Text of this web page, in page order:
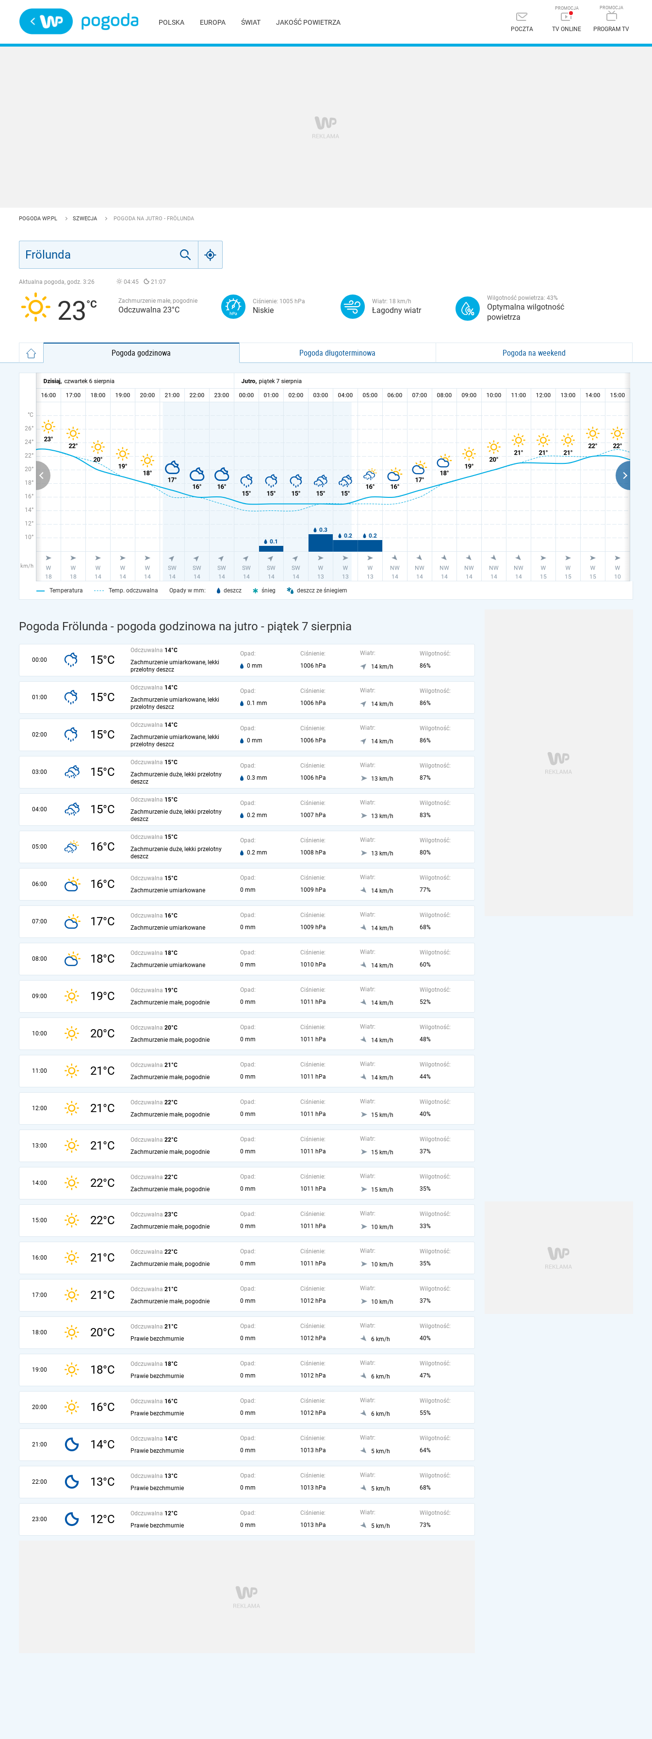
POLSKA EUROPA ŚWIAT JAKOŚĆ POWIETRZA
POCZTA TV ONLINE PROGRAM TV
POGODA WP.PL SZWECJA POGODA NA JUTRO - FRÖLUNDA
Aktualna pogoda, godz. 3:26 04:45 21:07
23 Zachmurzenie małe, pogodnie
Odczuwalna 23°C
Ciśnienie: 1005 hPa
Niskie
Wiatr: 18 km/h
Łagodny wiatr
Wilgotność powietrza: 43%
Optymalna wilgotność
powietrza
Pogoda godzinowa Pogoda długoterminowa Pogoda na weekend
°C
26°
24°
22°
20°
18°
16°
14°
12°
10°
km/h
Temperatura Temp. odczuwalna Opady w mm: deszcz śnieg deszcz ze śniegiem
Pogoda Frölunda - pogoda godzinowa na jutro - piątek 7 sierpnia
00:00 15°C
Odczuwalna 14°C
Zachmurzenie umiarkowane, lekki
przelotny deszcz
Opad:
0 mm
Ciśnienie:
1006 hPa
Wiatr:
14 km/h
Wilgotność:
86%
01:00 15°C
Odczuwalna 14°C
Zachmurzenie umiarkowane, lekki
przelotny deszcz
Opad:
0.1 mm
Ciśnienie:
1006 hPa
Wiatr:
14 km/h
Wilgotność:
86%
02:00 15°C
Odczuwalna 14°C
Zachmurzenie umiarkowane, lekki
przelotny deszcz
Opad:
0 mm
Ciśnienie:
1006 hPa
Wiatr:
14 km/h
Wilgotność:
86%
03:00 15°C
Odczuwalna 15°C
Zachmurzenie duże, lekki przelotny
deszcz
Opad:
0.3 mm
Ciśnienie:
1006 hPa
Wiatr:
13 km/h
Wilgotność:
87%
04:00 15°C
Odczuwalna 15°C
Zachmurzenie duże, lekki przelotny
deszcz
Opad:
0.2 mm
Ciśnienie:
1007 hPa
Wiatr:
13 km/h
Wilgotność:
83%
05:00 16°C
Odczuwalna 15°C
Zachmurzenie duże, lekki przelotny
deszcz
Opad:
0.2 mm
Ciśnienie:
1008 hPa
Wiatr:
13 km/h
Wilgotność:
80%
06:00 16°C Odczuwalna 15°C
Zachmurzenie umiarkowane
Opad:
0 mm
Ciśnienie:
1009 hPa
Wiatr:
14 km/h
Wilgotność:
77%
07:00 17°C Odczuwalna 16°C
Zachmurzenie umiarkowane
Opad:
0 mm
Ciśnienie:
1009 hPa
Wiatr:
14 km/h
Wilgotność:
68%
08:00 18°C Odczuwalna 18°C
Zachmurzenie umiarkowane
Opad:
0 mm
Ciśnienie:
1010 hPa
Wiatr:
14 km/h
Wilgotność:
60%
09:00 19°C Odczuwalna 19°C
Zachmurzenie małe, pogodnie
Opad:
0 mm
Ciśnienie:
1011 hPa
Wiatr:
14 km/h
Wilgotność:
52%
10:00 20°C Odczuwalna 20°C
Zachmurzenie małe, pogodnie
Opad:
0 mm
Ciśnienie:
1011 hPa
Wiatr:
14 km/h
Wilgotność:
48%
11:00 21°C Odczuwalna 21°C
Zachmurzenie małe, pogodnie
Opad:
0 mm
Ciśnienie:
1011 hPa
Wiatr:
14 km/h
Wilgotność:
44%
12:00 21°C Odczuwalna 22°C
Zachmurzenie małe, pogodnie
Opad:
0 mm
Ciśnienie:
1011 hPa
Wiatr:
15 km/h
Wilgotność:
40%
13:00 21°C Odczuwalna 22°C
Zachmurzenie małe, pogodnie
Opad:
0 mm
Ciśnienie:
1011 hPa
Wiatr:
15 km/h
Wilgotność:
37%
14:00 22°C Odczuwalna 22°C
Zachmurzenie małe, pogodnie
Opad:
0 mm
Ciśnienie:
1011 hPa
Wiatr:
15 km/h
Wilgotność:
35%
15:00 22°C Odczuwalna 23°C
Zachmurzenie małe, pogodnie
Opad:
0 mm
Ciśnienie:
1011 hPa
Wiatr:
10 km/h
Wilgotność:
33%
16:00 21°C Odczuwalna 22°C
Zachmurzenie małe, pogodnie
Opad:
0 mm
Ciśnienie:
1011 hPa
Wiatr:
10 km/h
Wilgotność:
35%
17:00 21°C Odczuwalna 21°C
Zachmurzenie małe, pogodnie
Opad:
0 mm
Ciśnienie:
1012 hPa
Wiatr:
10 km/h
Wilgotność:
37%
18:00 20°C Odczuwalna 21°C
Prawie bezchmurnie
Opad:
0 mm
Ciśnienie:
1012 hPa
Wiatr:
6 km/h
Wilgotność:
40%
19:00 18°C Odczuwalna 18°C
Prawie bezchmurnie
Opad:
0 mm
Ciśnienie:
1012 hPa
Wiatr:
6 km/h
Wilgotność:
47%
20:00 16°C Odczuwalna 16°C
Prawie bezchmurnie
Opad:
0 mm
Ciśnienie:
1012 hPa
Wiatr:
6 km/h
Wilgotność:
55%
21:00 14°C Odczuwalna 14°C
Prawie bezchmurnie
Opad:
0 mm
Ciśnienie:
1013 hPa
Wiatr:
5 km/h
Wilgotność:
64%
22:00 13°C Odczuwalna 13°C
Prawie bezchmurnie
Opad:
0 mm
Ciśnienie:
1013 hPa
Wiatr:
5 km/h
Wilgotność:
68%
23:00 12°C Odczuwalna 12°C
Prawie bezchmurnie
Opad:
0 mm
Ciśnienie:
1013 hPa
Wiatr:
5 km/h
Wilgotność:
73%